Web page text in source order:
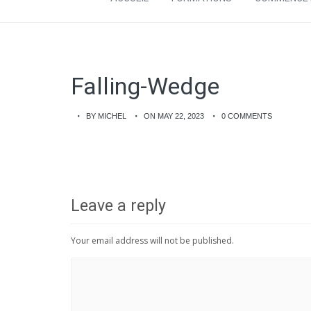
Falling-Wedge
BY MICHEL ON MAY 22, 2023 0 COMMENTS
Leave a reply
Your email address will not be published.